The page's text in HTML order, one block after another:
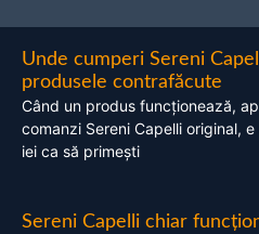
Unde cumperi Sereni
produsele contrafăcute
Când un produs funcționează,
comanzi Sereni Capelli original,
iei ca să primești
Sereni Capelli chiar